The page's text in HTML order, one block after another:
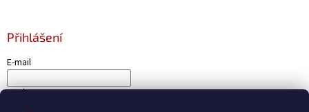
Přihlášení
E-mail
Heslo